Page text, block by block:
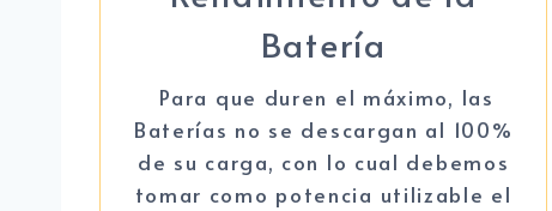
Batería
Para que duren el máximo, las
Baterías no se descargan al 100%
de su carga, con lo cual debemos
tomar como potencia utilizable el